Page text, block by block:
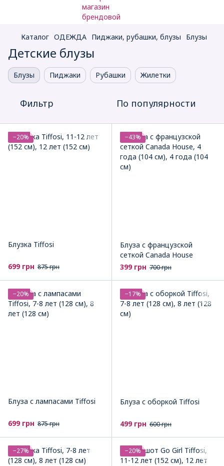
Каталог ОДЕЖДА Пиджаки, рубашки, блузы Блузы
Детские блузы
Блузы Пиджаки Рубашки Жилетки
Фильтр По популярности
−20%
Блузка Tiffosi
699 грн 875 грн
−43%
Блуза с французской
сеткой Canada House
399 грн 700 грн
−20%
Блуза с лампасами Tiffosi
699 грн 875 грн
−17%
Блуза с оборкой Tiffosi
499 грн 600 грн
−27% −20%